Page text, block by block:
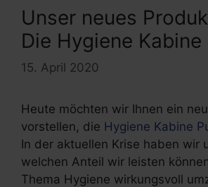
Unser neues
Die Hygiene Kabine
15. April 2020
Heute möchten wir Ihnen ein
vorstellen, die Hygiene Kabine
In der aktuellen Krise haben wir
welchen Anteil wir leisten
Thema Hygiene wirkungsvoll